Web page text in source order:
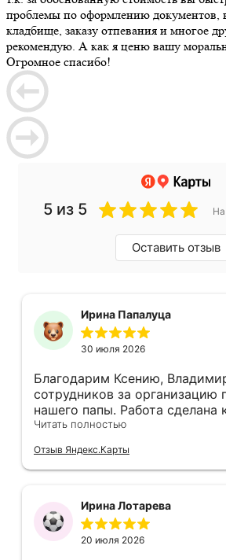
проблемы по оформлению документов,
кладбище, заказу отпевания и многое
рекомендую. А как я ценю вашу
Огромное спасибо!
5 из 5
Оставить отзыв
Ирина Папалуца
30 июля 2026
Благодарим Ксению,
сотрудников за организацию
нашего папы. Работа сделана
очень корректно и
Читать полностью
Отзыв Яндекс.Карты
Ирина Лотарева
20 июля 2026